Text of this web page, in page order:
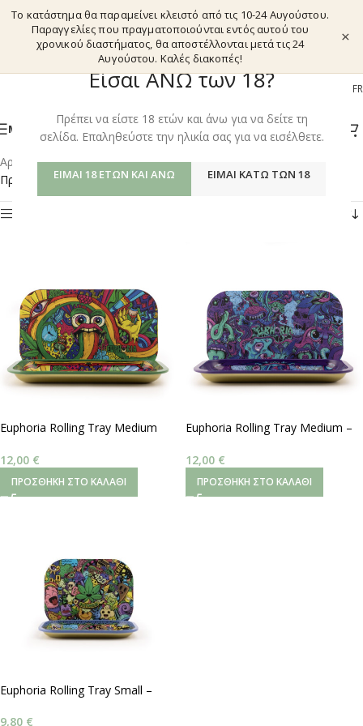
Είσαι ΑΝΩ των 18?
Πρέπει να είστε 18 ετών και άνω για να δείτε τη
σελίδα. Επαληθεύστε την ηλικία σας για να εισέλθετε.
ΕΊΜΑΙ 18 ΕΤΏΝ ΚΑΙ ΆΝΩ ΕΊΜΑΙ ΚΆΤΩ ΤΩΝ 18
Το κατάστημα θα παραμείνει κλειστό από τις 10-24 Αυγούστου.
Παραγγελίες που πραγματοποιούνται εντός αυτού του
χρονικού διαστήματος, θα αποστέλλονται μετά τις 24
Αυγούστου. Καλές διακοπές!
×
EL FR
ΜΕΝΟΎ
Αρχική σελίδα/Shop/Προϊόντα με ετικέτα “MAGNETIC LID”
Προβάλλονται όλα - 3 αποτελέσματα
Euphoria Rolling Tray Medium
12,00 €
ΠΡΟΣΘΉΚΗ ΣΤΟ ΚΑΛΆΘΙ
Euphoria Rolling Tray Medium –
12,00 €
ΠΡΟΣΘΉΚΗ ΣΤΟ ΚΑΛΆΘΙ
Euphoria Rolling Tray Small –
9,80 €